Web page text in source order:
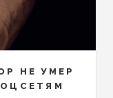
НЕ УМЕР